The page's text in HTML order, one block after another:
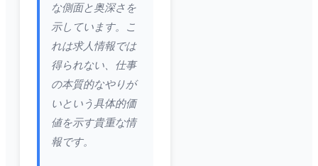
な側面と奥深さを
示しています。こ
れは求人情報では
得られない、仕事
の本質的なやりが
いという具体的価
値を示す貴重な情
報です。